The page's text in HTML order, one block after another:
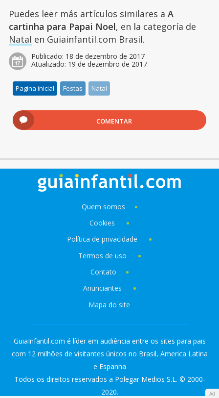
Puedes leer más artículos similares a A
cartinha para Papai Noel, en la categoría de
Natal en Guiainfantil.com Brasil.
Publicado: 18 de dezembro de 2017
Atualizado: 19 de dezembro de 2017
Pagina inicial Festas Natal
COMENTAR
Ad
Quem somos
Cookies
Política de privacidade
Termos de uso
Contato
Anunciantes
Mapa do site
GuiaInfantil.com é líder em audiência entre os sites para pais
com 12 milhões de visitantes únicos no Brasil, America Latina
e Espanha
Todos os direitos reservados a Polegar Medios S.L. © 2000-
2020.